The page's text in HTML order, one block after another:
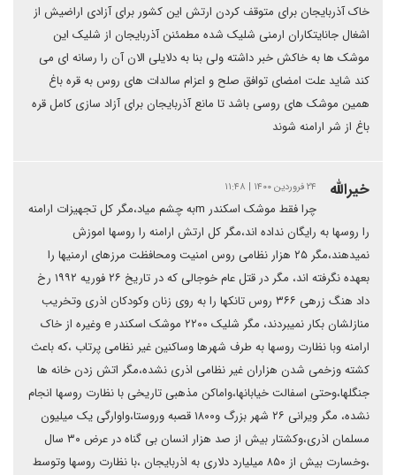
خاک آذربایجان برای متوقف کردن ارتش این کشور برای آزادی اراضیش از
اشغال جانایتکاران ارمنی شلیک شده مطمئنن آذربایجان از شلیک این
موشک ها به خاکش خبر داشته ولی بنا به دلایلی الان آن را رسانه ای می
کند شاید علت امضای توافق صلح و اعزام سالدات های روس به قره باغ
همین موشک های روسی باشد تا مانع آذربایجان برای آزاد سازی کامل قره
باغ از شر ارامنه شوند
خیرالله ۲۴ فروردین ۱۴۰۰ | ۱۱:۴۸
چرا فقط موشک اسکندر mبه چشم میاد،مگر کل تجهیزات ارامنه
را روسها به رایگان نداده اند،مگر کل ارتش ارامنه را روسها اموزش
نمیدهند،مگر ۲۵ هزار نظامی روس امنیت ومحافظت مرزهای ارمنیها را
بعهده نگرفته اند، مگر در قتل عام خوجالی که در تاریخ ۲۶ فوریه ۱۹۹۲ رخ
داد هنگ زرهی ۳۶۶ روس تانکها را به روی زنان وکودکان اذری وتخریب
منازلشان بکار نمیبردند، مگر شلیک ۲۲۰۰ موشک اسکندر e وغیره از خاک
ارامنه وبا نظارت روسها به طرف شهرها وساکنین غیر نظامی پرتاب ،که باعث
کشته وزخمی شدن هزاران غیر نظامی اذری نشده،مگر اتش زدن خانه ها
جنگلها،وحتی اسفالت خیابانها،واماکن مذهبی تاریخی با نظارت روسها انجام
نشده، مگر ویرانی ۲۶ شهر بزرگ و۱۸۰۰ قصبه وروستا،واوارگی یک میلیون
مسلمان اذری،وکشتار بیش از صد هزار انسان بی گناه در عرض ۳۰ سال
،وخسارت بیش از ۸۵۰ میلیارد دلاری به اذربایجان ،با نظارت روسها وتوسط